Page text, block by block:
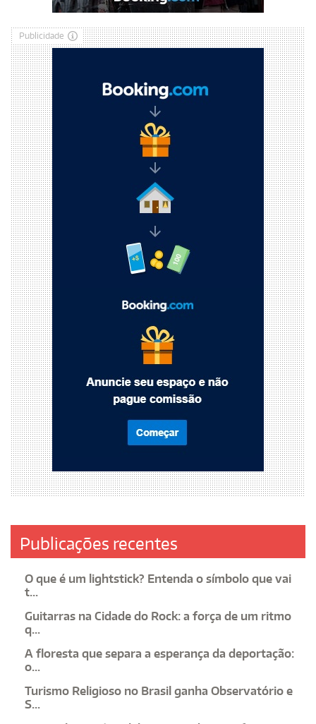
Publicidade
Publicações recentes
O que é um lightstick? Entenda o símbolo que vai
t...
Guitarras na Cidade do Rock: a força de um ritmo
q...
A floresta que separa a esperança da deportação:
o...
Turismo Religioso no Brasil ganha Observatório e
S...